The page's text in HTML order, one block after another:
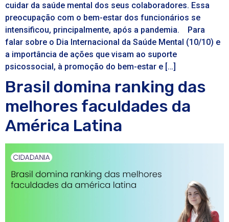
cuidar da saúde mental dos seus colaboradores. Essa
preocupação com o bem-estar dos funcionários se
intensificou, principalmente, após a pandemia. Para
falar sobre o Dia Internacional da Saúde Mental (10/10) e
a importância de ações que visam ao suporte
psicossocial, à promoção do bem-estar e […]
Brasil domina ranking das
melhores faculdades da
América Latina